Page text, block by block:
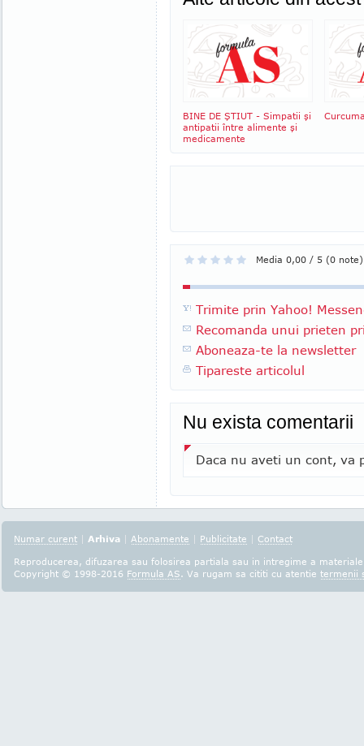
BINE DE ŞTIUT - Simpatii şi
antipatii între alimente şi
medicamente
Media 0,00 / 5 (0 note)
Trimite prin Yahoo!
Recomanda unui prieten
Aboneaza-te la newsletter
Tipareste articolul
Nu exista comentarii
Daca nu aveti un cont, va
Numar curent | Arhiva | Abonamente | Publicitate | Contact
Reproducerea, difuzarea sau folosirea partiala sau in intregime a
Copyright © 1998-2016 Formula AS. Va rugam sa cititi cu atentie termenii